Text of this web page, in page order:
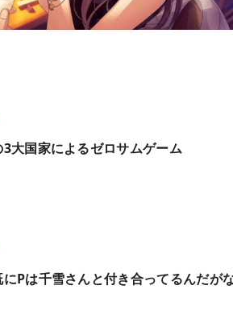
大国家によるゼロサムゲーム
Pは千雪さんと付き合ってるんだが